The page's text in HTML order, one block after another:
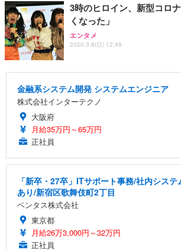
3時のヒロイン、新型コロ
くなった」
エンタメ
2020.3.8(日) 12:49
金融系システム開発 システムエンジニア
株式会社インターテクノ
大阪府
月給35万円～65万円
正社員
「新卒・27卒」ITサポート事務/社内シス
あり/新宿区歌舞伎町2丁目
ベンタス株式会社
東京都
月給26万3,000円～32万円
正社員